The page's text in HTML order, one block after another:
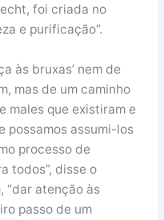
foi criada no
e purificação”.
às bruxas’ nem de
mas de um caminho
males que existiram e
possamos assumi-los
processo de
todos”, disse o
“dar atenção às
passo de um